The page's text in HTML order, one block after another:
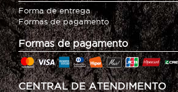
Forma de entrega
Formas de pagamento
Formas de pagamento
CENTRAL DE ATENDIMENTO